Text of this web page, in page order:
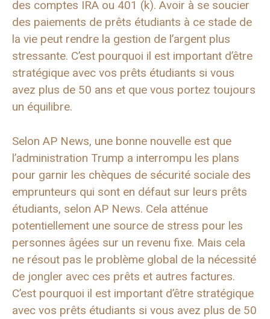
des comptes IRA ou 401 (k). Avoir à se soucier
des paiements de prêts étudiants à ce stade de
la vie peut rendre la gestion de l’argent plus
stressante. C’est pourquoi il est important d’être
stratégique avec vos prêts étudiants si vous
avez plus de 50 ans et que vous portez toujours
un équilibre.
Selon AP News, une bonne nouvelle est que
l’administration Trump a interrompu les plans
pour garnir les chèques de sécurité sociale des
emprunteurs qui sont en défaut sur leurs prêts
étudiants, selon AP News. Cela atténue
potentiellement une source de stress pour les
personnes âgées sur un revenu fixe. Mais cela
ne résout pas le problème global de la nécessité
de jongler avec ces prêts et autres factures.
C’est pourquoi il est important d’être stratégique
avec vos prêts étudiants si vous avez plus de 50